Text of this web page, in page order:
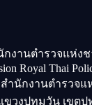
กงานตำรวจแห่ง
Royal Thai
สำนักงานตำรวจแ
ขวงปทุมวัน เขต